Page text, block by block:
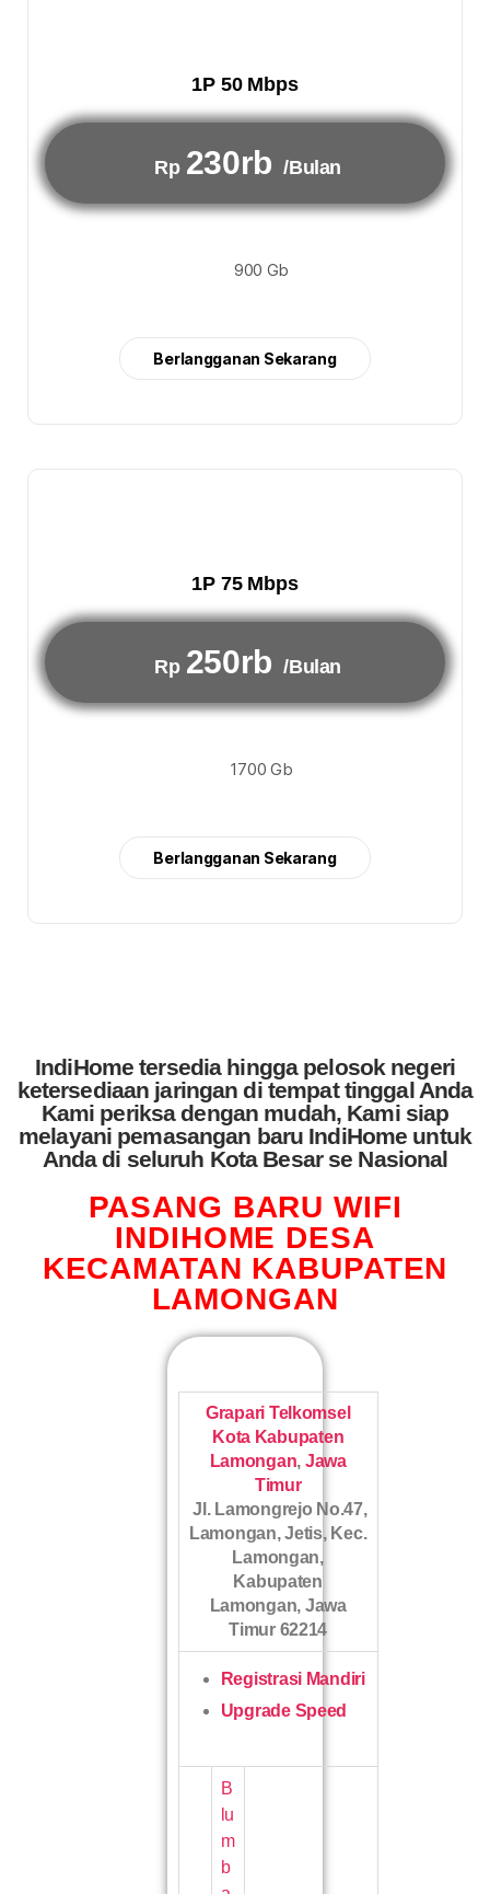
1P 50 Mbps
Rp 230rb /Bulan
900 Gb
Berlangganan Sekarang
1P 75 Mbps
Rp 250rb /Bulan
1700 Gb
Berlangganan Sekarang
IndiHome tersedia hingga pelosok negeri
ketersediaan jaringan di tempat tinggal Anda
Kami periksa dengan mudah, Kami siap
melayani pemasangan baru IndiHome untuk
Anda di seluruh Kota Besar se Nasional
PASANG BARU WIFI
INDIHOME DESA
KECAMATAN KABUPATEN
LAMONGAN
Grapari Telkomsel
Kota Kabupaten
Lamongan, Jawa
Timur
Jl. Lamongrejo No.47,
Lamongan, Jetis, Kec.
Lamongan,
Kabupaten
Lamongan, Jawa
Timur 62214
Registrasi Mandiri
Upgrade Speed
B
lu
m
b